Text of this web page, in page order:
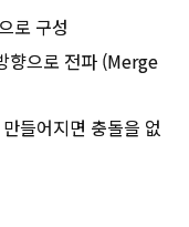
로 구성
향으로 전파 (Merge
들어지면 충돌을 없